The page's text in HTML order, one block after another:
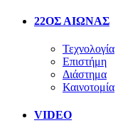
22ΟΣ ΑΙΩΝΑΣ
Τεχνολογία
Επιστήμη
Διάστημα
Καινοτομία
VIDEO